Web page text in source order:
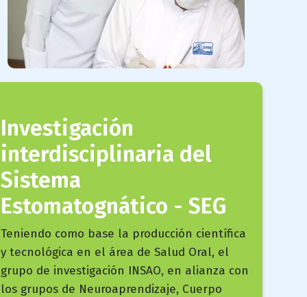
Investigación
interdisciplinaria del
Sistema
Estomatognático - SEG
campo
texto
bloque
texto
Teniendo como base la producción científica
y tecnológica en el área de Salud Oral, el
grupo de investigación INSAO, en alianza con
los grupos de Neuroaprendizaje, Cuerpo